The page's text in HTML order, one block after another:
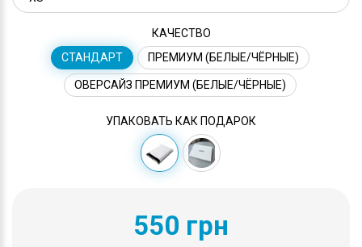
КАЧЕСТВО
СТАНДАРТ
ПРЕМИУМ (БЕЛЫЕ/ЧЁРНЫЕ)
ОВЕРСАЙЗ ПРЕМИУМ (БЕЛЫЕ/ЧЁРНЫЕ)
УПАКОВАТЬ КАК ПОДАРОК
550 грн